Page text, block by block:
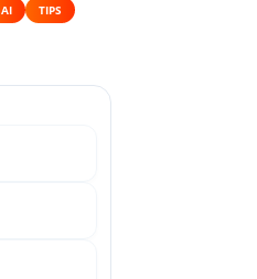
AI
TIPS